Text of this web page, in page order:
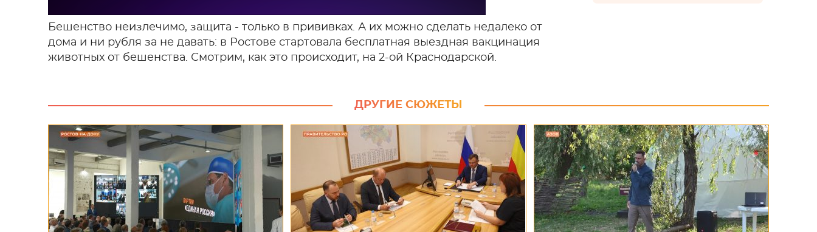
Бешенство неизлечимо, защита - только в прививках. А их можно сделать недалеко от
дома и ни рубля за не давать: в Ростове стартовала бесплатная выездная вакцинация
животных от бешенства. Смотрим, как это происходит, на 2-ой Краснодарской.
ДРУГИЕ СЮЖЕТЫ